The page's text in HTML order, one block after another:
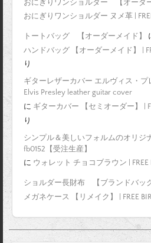
おにぎりワンショルダー 【オーダ
おにぎりワンショルダー ヌメ革 |
トートバッグ 【オーダーメイド】
ハンドバッグ 【オーダーメイド】 |
り
ギターレザーカバー エルヴィス・プ
Elvis Presley leather guitar cover
に ギターカバー 【セミオーダー】 |
り
シンプル＆美しいフォルムのオリ
fb0152【受注生産】
に ウォレット チョコブラウン |
ショルダー長財布 【ブランドバッ
メガネケース 【リメイク】 | FREE